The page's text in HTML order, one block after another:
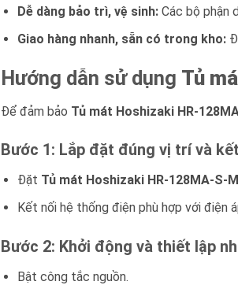
Dễ dàng bảo trì, vệ sinh:Các bộ phận
Giao hàng nhanh, sẵn có trong kho:
Hướng dẫn sử dụng Tủ
Để đảm bảo Tủ mát Hoshizaki HR-
Bước 1: Lắp đặt đúng vị trí và
Đặt Tủ mát Hoshizaki HR-128MA-S-
Kết nối hệ thống điện phù hợp với điện
Bước 2: Khởi động và thiết lập
Bật công tắc nguồn.